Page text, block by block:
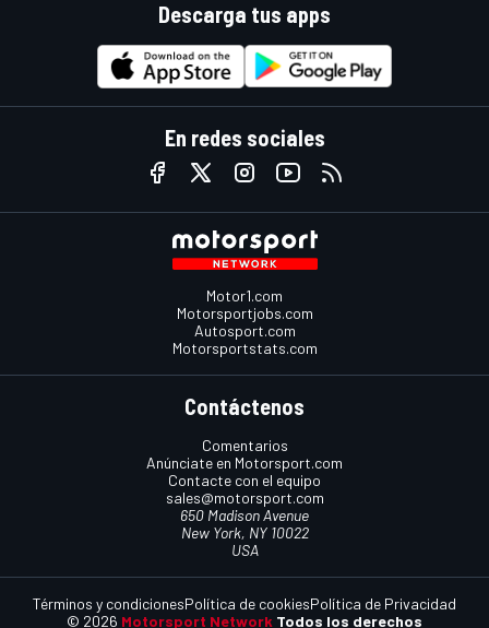
Descarga tus apps
En redes sociales
Motor1.com
Motorsportjobs.com
Autosport.com
Motorsportstats.com
Contáctenos
Comentarios
Anúnciate en Motorsport.com
Contacte con el equipo
sales@motorsport.com
650 Madison Avenue
New York, NY 10022
USA
© 2026 Motorsport Network Todos los derechos
Términos y condicionesPolítica de cookiesPolítica de Privacidad